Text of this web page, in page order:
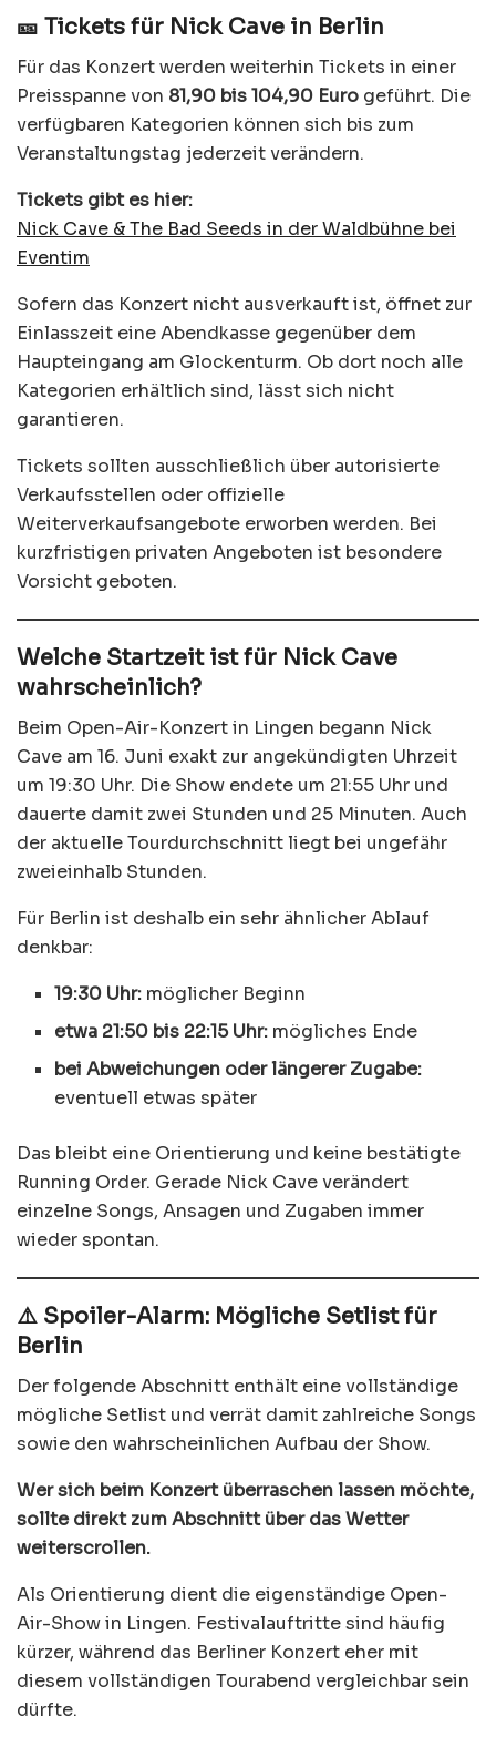
🎫 Tickets für Nick Cave in Berlin
Für das Konzert werden weiterhin Tickets in einer
Preisspanne von 81,90 bis 104,90 Euro geführt. Die
verfügbaren Kategorien können sich bis zum
Veranstaltungstag jederzeit verändern.
Tickets gibt es hier:
Nick Cave & The Bad Seeds in der Waldbühne bei
Eventim
Sofern das Konzert nicht ausverkauft ist, öffnet zur
Einlasszeit eine Abendkasse gegenüber dem
Haupteingang am Glockenturm. Ob dort noch alle
Kategorien erhältlich sind, lässt sich nicht
garantieren.
Tickets sollten ausschließlich über autorisierte
Verkaufsstellen oder offizielle
Weiterverkaufsangebote erworben werden. Bei
kurzfristigen privaten Angeboten ist besondere
Vorsicht geboten.
Welche Startzeit ist für Nick Cave
wahrscheinlich?
Beim Open-Air-Konzert in Lingen begann Nick
Cave am 16. Juni exakt zur angekündigten Uhrzeit
um 19:30 Uhr. Die Show endete um 21:55 Uhr und
dauerte damit zwei Stunden und 25 Minuten. Auch
der aktuelle Tourdurchschnitt liegt bei ungefähr
zweieinhalb Stunden.
Für Berlin ist deshalb ein sehr ähnlicher Ablauf
denkbar:
19:30 Uhr: möglicher Beginn
etwa 21:50 bis 22:15 Uhr: mögliches Ende
bei Abweichungen oder längerer Zugabe:
eventuell etwas später
Das bleibt eine Orientierung und keine bestätigte
Running Order. Gerade Nick Cave verändert
einzelne Songs, Ansagen und Zugaben immer
wieder spontan.
⚠️ Spoiler-Alarm: Mögliche Setlist für
Berlin
Der folgende Abschnitt enthält eine vollständige
mögliche Setlist und verrät damit zahlreiche Songs
sowie den wahrscheinlichen Aufbau der Show.
Wer sich beim Konzert überraschen lassen möchte,
sollte direkt zum Abschnitt über das Wetter
weiterscrollen.
Als Orientierung dient die eigenständige Open-
Air-Show in Lingen. Festivalauftritte sind häufig
kürzer, während das Berliner Konzert eher mit
diesem vollständigen Tourabend vergleichbar sein
dürfte.